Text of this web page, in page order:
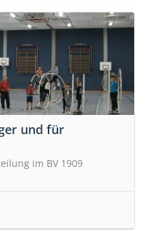
und für
im BV 1909